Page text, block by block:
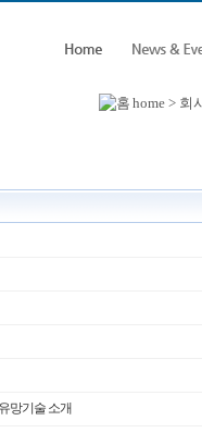
home > 회
망기술 소개